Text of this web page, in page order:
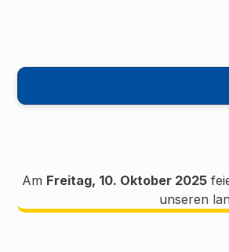
Am Freitag, 10. Oktober 2025
unseren